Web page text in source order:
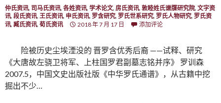
仲氏资讯, 司马氏资讯, 各姓资讯, 学术论文, 房氏资讯, 敦睦姓氏谱牒研究院, 文字资
讯, 段氏资讯, 王氏资讯, 申氏资讯, 罗含研究, 罗氏世系研究, 罗氏人物研究, 罗氏资
讯, 臧氏资讯, 荀氏资讯 2018 年 7 月 17 日 添加评论
险被历史尘埃湮没的 晋罗含优秀后裔 ——试释、研究
《大唐故左骁卫将军、上柱国罗君副墓志铭并序》 罗训森
2007.5，中国文史出版社版《中华罗氏通谱》，从古籍中挖
掘出不少…